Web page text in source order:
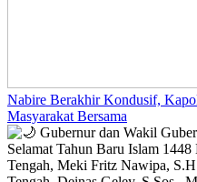
Nabire Berakhir Kondusif,
Masyarakat Bersama